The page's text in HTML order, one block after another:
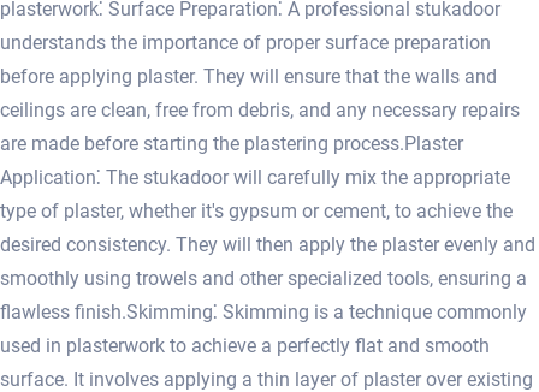
plasterwork⁚ Surface Preparation⁚ A professional stukadoor
understands the importance of proper surface preparation
before applying plaster.​ They will ensure that the walls and
ceilings are clean, free from debris, and any necessary repairs
are made before starting the plastering process.​ Plaster
Application⁚ The stukadoor will carefully mix the appropriate
type of plaster, whether it's gypsum or cement, to achieve the
desired consistency. They will then apply the plaster evenly and
smoothly using trowels and other specialized tools, ensuring a
flawless finish.​ Skimming⁚ Skimming is a technique commonly
used in plasterwork to achieve a perfectly flat and smooth
surface.​ It involves applying a thin layer of plaster over existing